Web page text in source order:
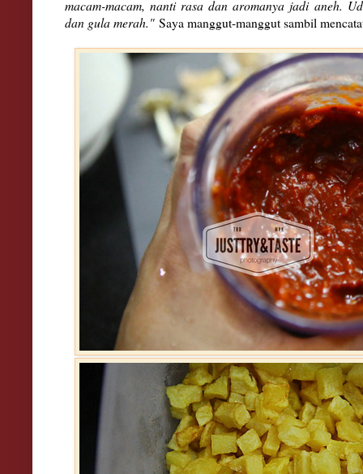
macam-macam, nanti rasa dan aromanya jadi aneh.
dan gula merah." Saya manggut-manggut sambil